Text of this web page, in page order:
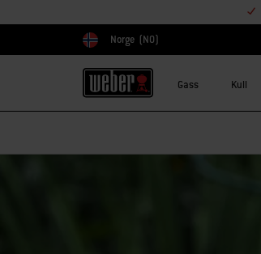
Velg land
Norge (NO)
Gass Kull